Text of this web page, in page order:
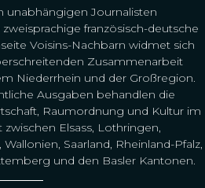
unabhängigen Journalisten
französisch-deutsche
Voisins-Nachbarn widmet sich
Zusammenarbeit
Niederrhein und der Großregion.
Ausgaben behandlen die
Raumordnung und Kultur im
zwischen Elsass, Lothringen,
Saarland, Rheinland-Pfalz,
und den Basler Kantonen.